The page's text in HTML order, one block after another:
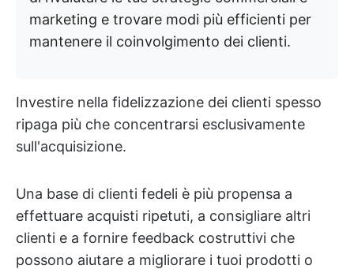
marketing e trovare modi più efficienti per
mantenere il coinvolgimento dei clienti.
Investire nella fidelizzazione dei clienti spesso
ripaga più che concentrarsi esclusivamente
sull'acquisizione.
Una base di clienti fedeli è più propensa a
effettuare acquisti ripetuti, a consigliare altri
clienti e a fornire feedback costruttivi che
possono aiutare a migliorare i tuoi prodotti o